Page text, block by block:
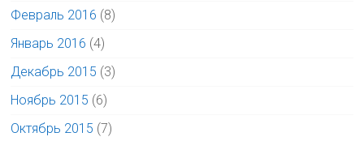
Февраль 2016 (8)
Январь 2016 (4)
Декабрь 2015 (3)
Ноябрь 2015 (6)
Октябрь 2015 (7)